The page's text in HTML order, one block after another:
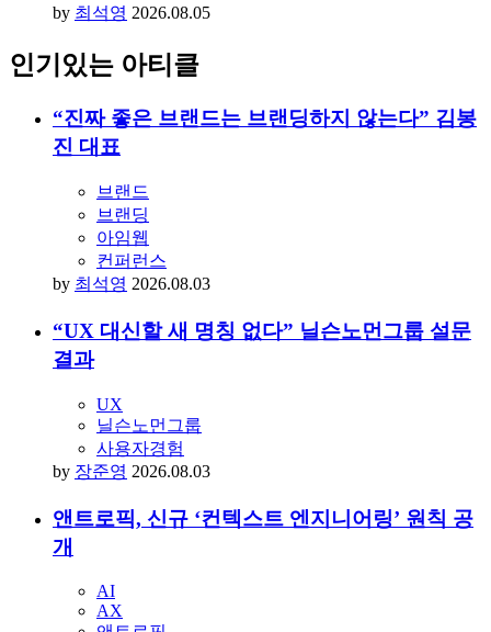
by 최석영 2026.08.05
인기있는 아티클
“진짜 좋은 브랜드는 브랜딩하지 않는다” 김봉
진 대표
브랜드
브랜딩
아임웹
컨퍼런스
by 최석영 2026.08.03
“UX 대신할 새 명칭 없다” 닐슨노먼그룹 설문
결과
UX
닐슨노먼그룹
사용자경험
by 장준영 2026.08.03
앤트로픽, 신규 ‘컨텍스트 엔지니어링’ 원칙 공
개
AI
AX